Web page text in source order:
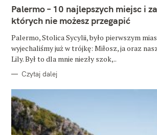
G
R
Palermo – 10 najlepszych miejsc i
których nie możesz przegapić
Palermo, Stolica Sycylii, było pierwszym
wyjechaliśmy już w trójkę: Miłosz, ja oraz
Lily. Był to dla mnie niezły szok,..
Czytaj dalej